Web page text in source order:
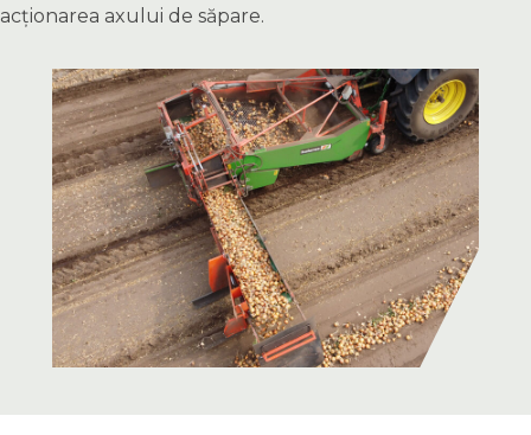
acționarea axului de săpare.